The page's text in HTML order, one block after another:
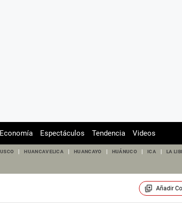
Economía Espectáculos Tendencia Videos
HUANCAVELICA HUANCAYO HUÁNUCO ICA LA
Añadir